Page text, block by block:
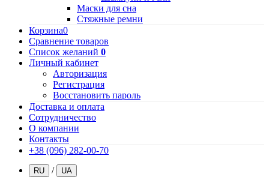
Маски для сна
Стяжные ремни
Корзина0
Сравнение товаров
Список желаний 0
Личный кабинет
Авторизация
Регистрация
Восстановить пароль
Доставка и оплата
Сотрудничество
О компании
Контакты
+38 (096) 282-00-70
RU / UA